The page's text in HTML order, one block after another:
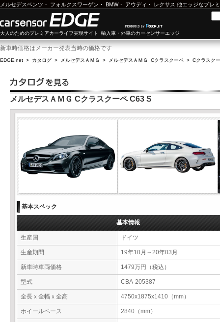
メルセデスベンツ ・ フォルクスワーゲン ・ BMW・ アウディ ・ レクサス 他エッジなプレ
大人のためのプレミアカーライフ実現サイト 輸入車・外車のカーセンサーエッジ
新車時価格はメーカー発表当時の価格です
EDGE.net > カタログ > メルセデスＡＭＧ > メルセデスＡＭＧ Cクラスクーペ > Cクラスク
メルセデスＡＭＧ Cクラスクーペ C63 S
基本スペック
基本情報
生産国 ドイツ
生産期間 19年10月～20年03月
新車時車両価格 1479万円（税込）
型式 CBA-205387
全長ｘ全幅ｘ全高 4750x1875x1410（mm）
ホイールベース 2840（mm）